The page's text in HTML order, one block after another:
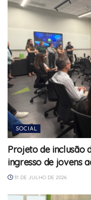
SOCIAL
Projeto de inclusão
ingresso de jovens
31 DE JULHO DE 2026